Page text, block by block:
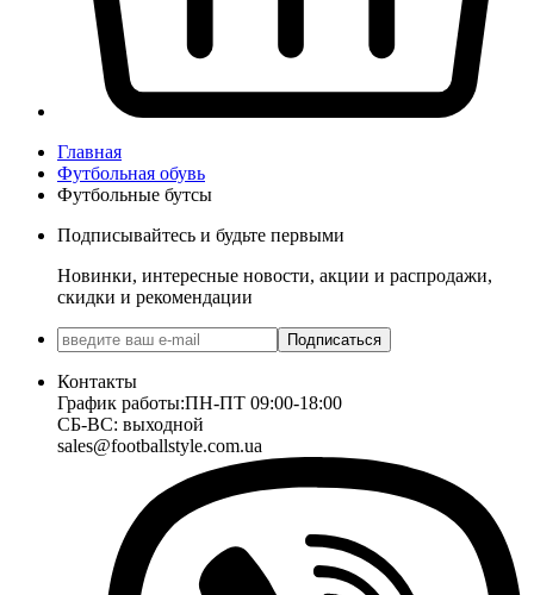
Главная
Футбольная обувь
Футбольные бутсы
Подписывайтесь и будьте первыми
Новинки, интересные новости, акции и распродажи,
скидки и рекомендации
Подписаться
Контакты
График работы:ПН-ПТ 09:00-18:00
СБ-ВС: выходной
sales@footballstyle.com.ua